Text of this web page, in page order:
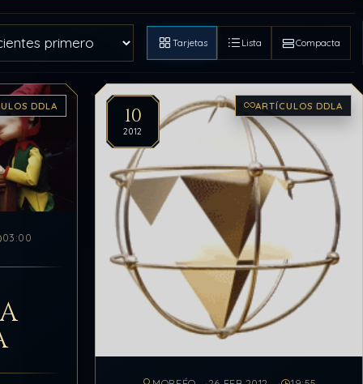
Tarjetas Lista Compacta
DDLA
03:00
10
2012
ARTÍCULOS DDLA